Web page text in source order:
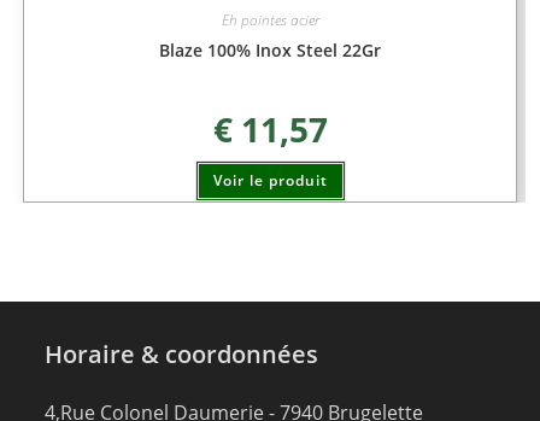
Eh pointes acier
Blaze 100% Inox Steel 22Gr
€11,57
Voir le produit
Horaire & coordonnées
4,Rue Colonel Daumerie - 7940 Brugelette